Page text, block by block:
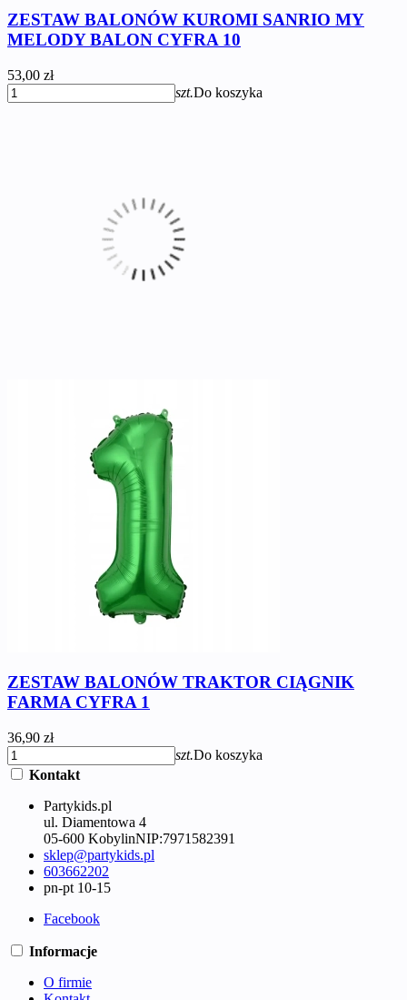
ZESTAW BALONÓW KUROMI SANRIO MY
MELODY BALON CYFRA 10
53,00 zł
szt.Do koszyka
ZESTAW BALONÓW TRAKTOR CIĄGNIK
FARMA CYFRA 1
36,90 zł
szt.Do koszyka
Kontakt
Partykids.pl
ul. Diamentowa 4
05-600 KobylinNIP:7971582391
sklep@partykids.pl
603662202
pn-pt 10-15
Facebook
Informacje
O firmie